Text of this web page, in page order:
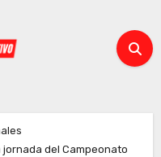
del Campeonato